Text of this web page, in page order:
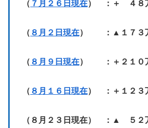
（ ７月２６日現在） ：＋ ４８
（ ８月２日現在） ：▲１７３
（ ８月９日現在） ：＋２１０
（ ８月１６日現在） ：＋１２３
（８月２３日現在） ：▲ ５２